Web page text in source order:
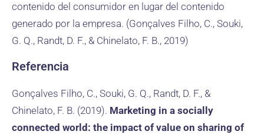
contenido del consumidor en lugar del contenido
generado por la empresa. (Gonçalves Filho, C., Souki,
G. Q., Randt, D. F., & Chinelato, F. B., 2019)
Referencia
Gonçalves Filho, C., Souki, G. Q., Randt, D. F., &
Chinelato, F. B. (2019). Marketing in a socially
connected world: the impact of value on sharing of